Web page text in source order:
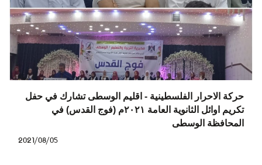
حركة الاحرار الفلسطينية - اقليم الوسطى تشارك في حفل
تكريم اوائل الثانوية العامة ٢٠٢١م (فوج القدس) في
المحافظة الوسطى